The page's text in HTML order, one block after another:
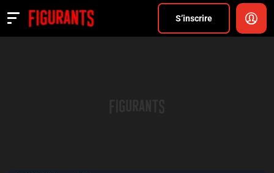
S’inscrire
Actualités